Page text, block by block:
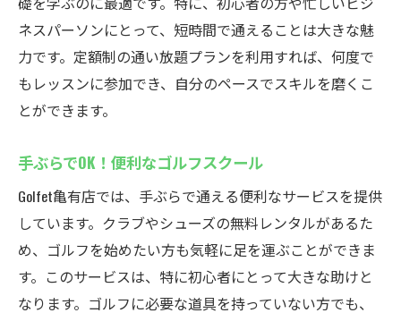
ネスパーソンにとって、短時間で通えることは大きな魅
力です。定額制の通い放題プランを利用すれば、何度で
もレッスンに参加でき、自分のペースでスキルを磨くこ
とができます。
手ぶらでOK！便利なゴルフスクール
Golfet亀有店では、手ぶらで通える便利なサービスを提供
しています。クラブやシューズの無料レンタルがあるた
め、ゴルフを始めたい方も気軽に足を運ぶことができま
す。このサービスは、特に初心者にとって大きな助けと
なります。ゴルフに必要な道具を持っていない方でも、